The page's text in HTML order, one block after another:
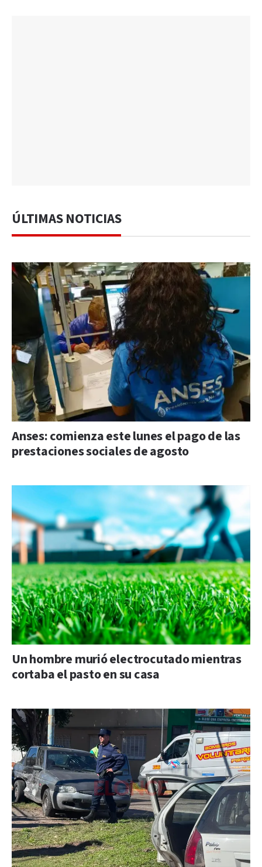
ÚLTIMAS NOTICIAS
Anses: comienza este lunes el pago de las
prestaciones sociales de agosto
Un hombre murió electrocutado mientras
cortaba el pasto en su casa